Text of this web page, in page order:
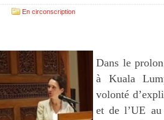
En circonscription
Dans le
à Kuala
volonté
et de l’UE